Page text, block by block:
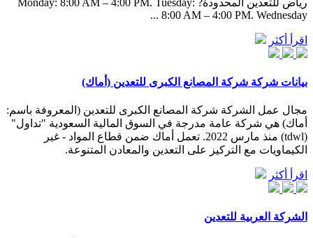
8:00 AM – 4:00 PM. Wednesday ...
اقرأ أكثر
بيانات شركة شركة المصانع الكبرى للتعدين (أماك)
مجال عمل الشركة شركة المصانع الكبرى للتعدين (المعروفة باسم:
أماك) هي شركة عامة مدرجة في السوق المالية السعودية "تداول"
(tdwl) منذ مارس 2022. تعمل أماك ضمن قطاع المواد - غير
الكيماويات مع التركيز على التعدين والمعادن المتنوعة.
اقرأ أكثر
الشركة العربية للتعدين